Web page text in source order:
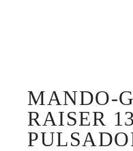
MANDO-
RAISER